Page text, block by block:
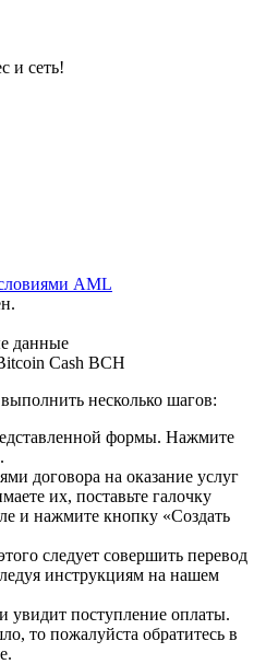
и сеть!
AML
данные
Cash BCH
несколько шагов:
формы. Нажмите
договора на оказание услуг
их, поставьте галочку
и нажмите кнопку «Создать
следует совершить перевод
инструкциям на нашем
увидит поступление оплаты.
то пожалуйста обратитесь в